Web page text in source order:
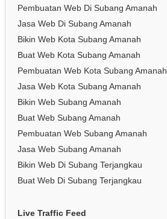
Pembuatan Web Di Subang Amanah
Jasa Web Di Subang Amanah
Bikin Web Kota Subang Amanah
Buat Web Kota Subang Amanah
Pembuatan Web Kota Subang Amanah
Jasa Web Kota Subang Amanah
Bikin Web Subang Amanah
Buat Web Subang Amanah
Pembuatan Web Subang Amanah
Jasa Web Subang Amanah
Bikin Web Di Subang Terjangkau
Buat Web Di Subang Terjangkau
Live Traffic Feed